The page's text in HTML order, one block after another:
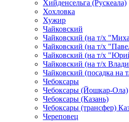
Хийденсельга (Рускеала)
Хохловка
Хужир
Чайковский
Чайковский (на т/х
Чайковский (на т/х
Чайковский (на т/х
Чайковский (на т/х
Чайковский (посадка
Чебоксары
Чебоксары (Йошкар-Ола)
Чебоксары (Казань)
Чебоксары (трансфер)
Череповец